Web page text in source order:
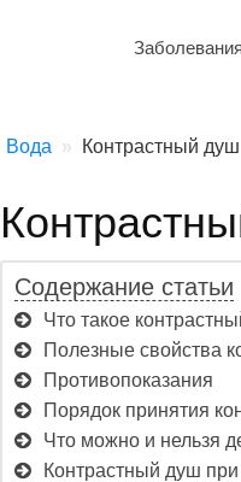
Заболевания
Вода Контрастный душ
Содержание статьи
Что такое
Полезные свойства
Противопоказания
Порядок принятия
Что можно и нельзя
Контрастный душ